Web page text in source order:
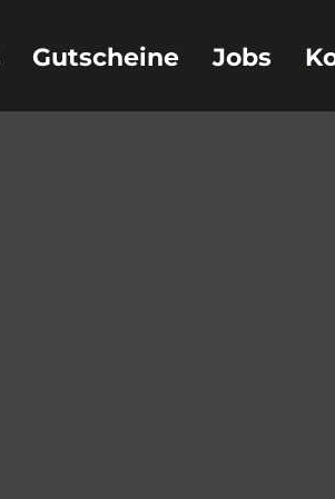
Gutscheine Jobs